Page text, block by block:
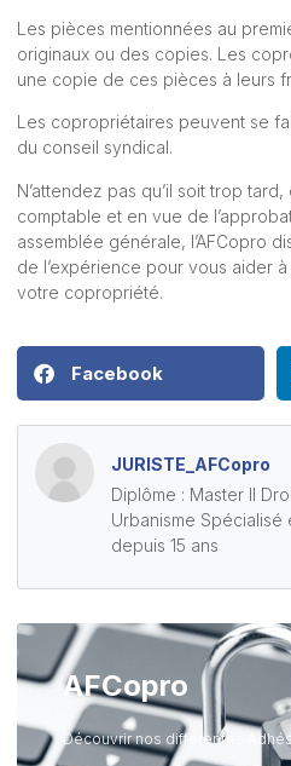
Les pièces mentionnées au
originaux ou des copies. Les
une copie de ces pièces à leurs
Les copropriétaires peuvent se
du conseil syndical.
N’attendez pas qu’il soit trop
comptable et en vue de
assemblée générale, l’AFCopro
de l’expérience pour vous aider
votre copropriété.
Facebook
JURISTE_AFCopro
Diplôme : Master II
Urbanisme
depuis 15 ans
AFCopro
Découvrir nos différentes